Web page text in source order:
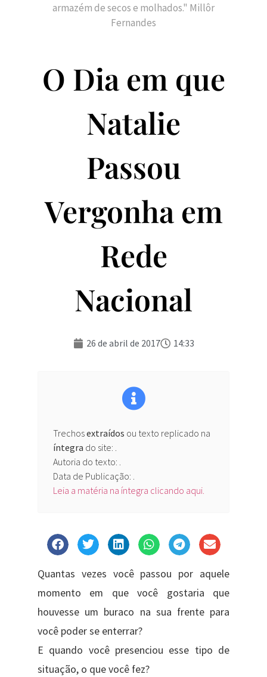
armazém de secos e molhados." Millôr
Fernandes
O Dia em que
Natalie
Passou
Vergonha em
Rede
Nacional
26 de abril de 2017 14:33
Trechosextraídos ou texto replicado na
íntegra do site: .
Autoria do texto: .
Data de Publicação: .
Leia a matéria na íntegra clicando aqui.
Quantas vezes você passou por aquele
momento em que você gostaria que
houvesse um buraco na sua frente para
você poder se enterrar?
E quando você presenciou esse tipo de
situação, o que você fez?